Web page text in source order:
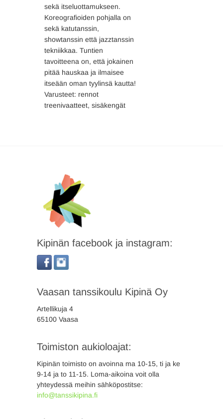
sekä itseluottamukseen.
Koreografioiden pohjalla on
sekä katutanssin,
showtanssin että jazztanssin
tekniikkaa. Tuntien
tavoitteena on, että jokainen
pitää hauskaa ja ilmaisee
itseään oman tyylinsä kautta!
Varusteet: rennot
treenivaatteet, sisäkengät
Kipinän facebook ja instagram:
Vaasan tanssikoulu Kipinä Oy
Artellikuja 4
65100 Vaasa
Toimiston aukioloajat:
Kipinän toimisto on avoinna ma 10-15, ti ja ke
9-14 ja to 11-15. Loma-aikoina voit olla
yhteydessä meihin sähköpostitse:
info@tanssikipina.fi